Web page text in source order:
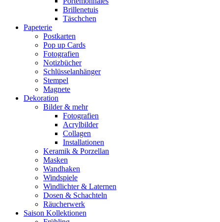
Brillenetuis
Täschchen
Papeterie
Postkarten
Pop up Cards
Fotografien
Notizbücher
Schlüsselanhänger
Stempel
Magnete
Dekoration
Bilder & mehr
Fotografien
Acrylbilder
Collagen
Installationen
Keramik & Porzellan
Masken
Wandhaken
Windspiele
Windlichter & Laternen
Dosen & Schachteln
Räucherwerk
Saison Kollektionen